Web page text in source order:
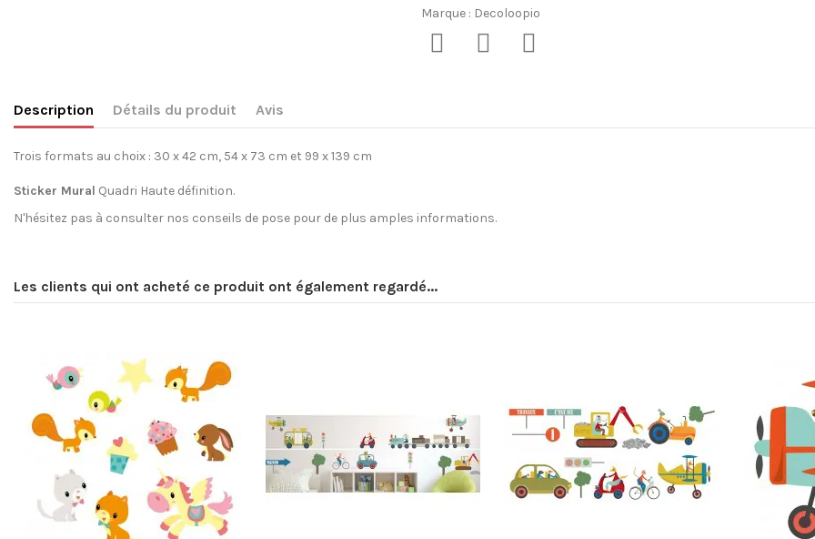
Marque : Decoloopio
Description Détails du produit Avis
Trois formats au choix : 30 x 42 cm, 54 x 73 cm et 99 x 139 cm
Sticker Mural Quadri Haute définition.
N'hésitez pas à consulter nos conseils de pose pour de plus amples informations.
Label
Origine
Engagement
Encres à base d'eau sans
particulièrement adaptées aux
Référence
346DG3
3701084771226
Les clients qui ont acheté ce produit ont également regardé...